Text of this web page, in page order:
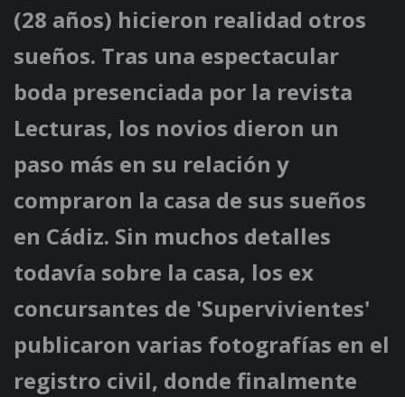
(28 años) hicieron realidad otros
sueños. Tras una espectacular
boda presenciada por la revista
Lecturas, los novios dieron un
paso más en su relación y
compraron la casa de sus sueños
en Cádiz. Sin muchos detalles
todavía sobre la casa, los ex
concursantes de 'Supervivientes'
publicaron varias fotografías en el
registro civil, donde finalmente